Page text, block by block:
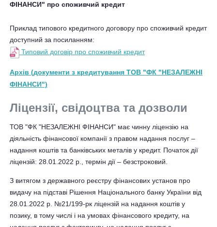
ФІНАНСИ" про споживчий кредит
Приклад типового кредитного договору про споживчий кредит
доступний за посиланням:
Типовий договір про споживчий кредит
Архів (документи з кредитування ТОВ "ФК "НЕЗАЛЕЖНІ
ФІНАНСИ")
Ліцензії, свідоцтва та дозволи
ТОВ "ФК "НЕЗАЛЕЖНІ ФІНАНСИ" має чинну ліцензію на
діяльність фінансової компанії з правом надання послуг –
надання коштів та банківських металів у кредит. Початок дії
ліцензій: 28.01.2022 р., термін дії – безстроковий.
З витягом з державного реєстру фінансових установ про
видачу на підставі Рішення Національного банку України від
28.01.2022 р. №21/199-pк ліцензій на надання коштів у
позику, в тому числі і на умовах фінансового кредиту, на